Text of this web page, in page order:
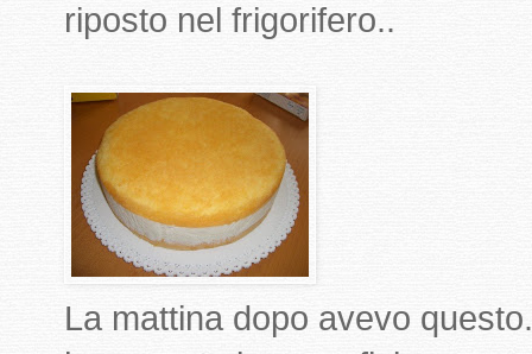
riposto nel frigorifero..
La mattina dopo avevo